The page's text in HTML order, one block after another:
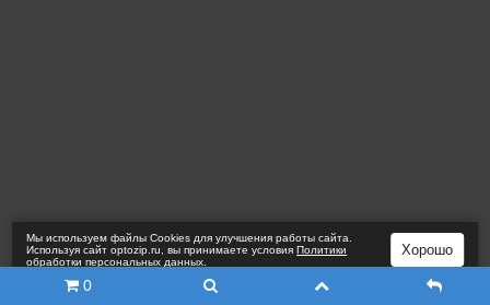
0
Мы используем файлы Сookies для улучшения работы сайта.
Используя сайт optozip.ru, вы принимаете условияПолитики
обработки персональных данных
Хорошо